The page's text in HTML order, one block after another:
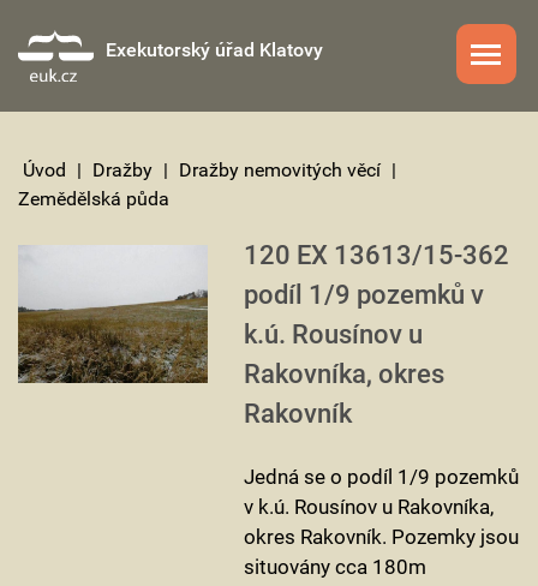
Exekutorský úřad Klatovy
Úvod | Dražby | Dražby nemovitých věcí |
Zemědělská půda
120 EX 13613/15-362
podíl 1/9 pozemků v
k.ú. Rousínov u
Rakovníka, okres
Rakovník
Jedná se o podíl 1/9 pozemků
v k.ú. Rousínov u Rakovníka,
okres Rakovník. Pozemky jsou
situovány cca 180m